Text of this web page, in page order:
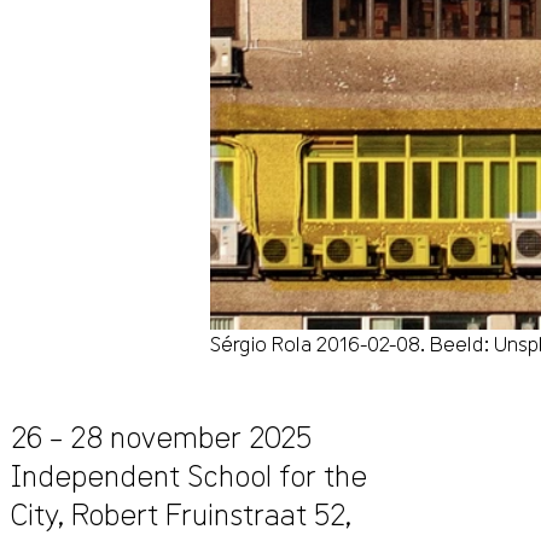
Sérgio Rola 2016-02-08. Beeld:
26 – 28 november 2025
Independent School for the
City, Robert Fruinstraat 52,